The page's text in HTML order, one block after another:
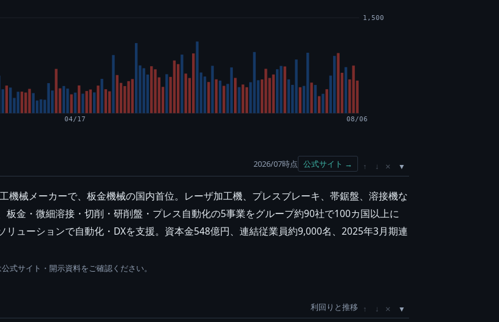
1,500
04/17 08/06
2026/07時点 公式サイト → ↑ ↓ ×
機械メーカーで、板金機械の国内首位。レーザ加工機、プレスブレーキ、帯鋸盤、溶接機な
金・微細溶接・切削・研削盤・プレス自動化の5事業をグループ約90社で100カ国以上に
ューションで自動化・DXを支援。資本金548億円、連結従業員約9,000名、2025年3月期連
式サイト・開示資料をご確認ください。
利回りと推移 ↑ ↓ ×